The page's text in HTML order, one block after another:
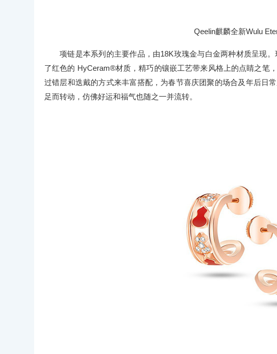
Qeelin麒麟全新Wulu
项链是本系列的主要作品，由18K玫瑰金与白金两种材质呈现
了红色的 HyCeram®材质，精巧的镶嵌工艺带来风格上的点睛之笔
过错层和迭戴的方式来丰富搭配，为春节喜庆团聚的场合及年后日
足而转动，仿佛好运和福气也随之一并流转。